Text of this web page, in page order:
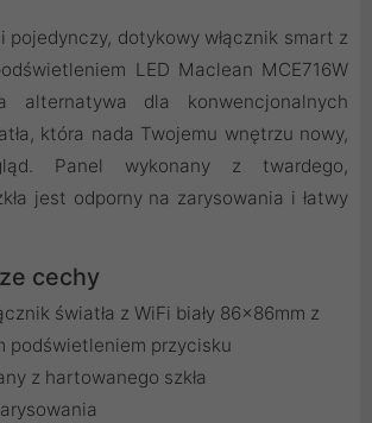
pojedynczy, dotykowy włącznik smart z
LED Maclean MCE716W
alternatywa dla konwencjonalnych
która nada Twojemu wnętrzu nowy,
Panel wykonany z twardego,
jest odporny na zarysowania i łatwy
cechy
światła z WiFi biały 86x86mm z
podświetleniem przycisku
z hartowanego szkła